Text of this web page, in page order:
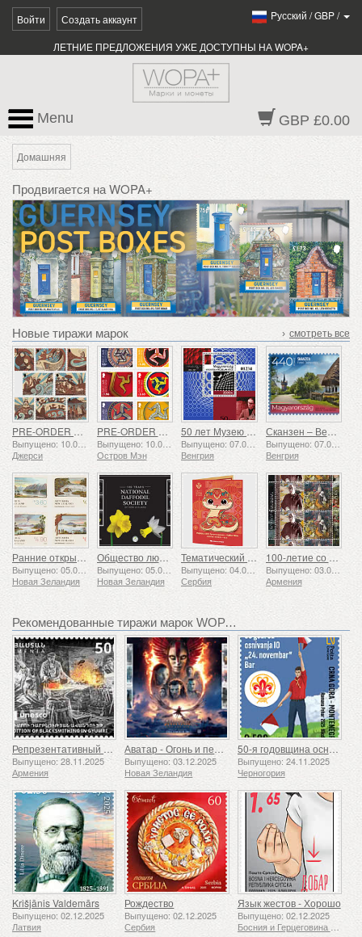
Войти Создать аккаунт Pусский /GBP/
ЛЕТНИЕ ПРЕДЛОЖЕНИЯ УЖЕ ДОСТУПНЫ НА WOPA+
GBP £0.00
Menu
Домашняя
Продвигается на WOPA+
Новые тиражи марок › смотреть все
PRE-ORDER Рассказы о Сент-Хелиере
Джерси
PRE-ORDER Коллекция «Трискелион II»
Выпущено: 10.08.2026
Остров Мэн
50 лет Музею Вазарели в Пече
Венгрия
Сканзен – Венгерский музей под открытым небом
Выпущено: 07.08.2026
Венгрия
Ранние открытки
Выпущено: 05.08.2026
Новая Зеландия
Общество любителей нарциссов: 100 лет
Выпущено: 05.08.2026
Новая Зеландия
Тематический набор - Год Змеи
Выпущено: 04.08.2026
Сербия
100-летие со дня рождения Григора Ханджяна
Выпущено: 03.08.2026
Армения
Рекомендованные тиражи марок WOPA+
Репрезентативный список нематериального культурного наследия человечества ЮНЕСКО — Традиция кузнечного дела в Гюмри
Выпущено: 28.11.2025
Армения
Аватар - Огонь и пепел
Выпущено: 03.12.2025
Новая Зеландия
50-я годовщина основания Ассоциации скаутов «24 ноября»
Выпущено: 24.11.2025
Черногория
Krišjānis Valdemārs
Выпущено: 02.12.2025
Латвия
Рождество
Выпущено: 02.12.2025
Сербия
Язык жестов - Хорошо
Выпущено: 02.12.2025